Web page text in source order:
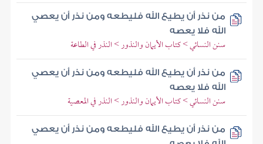
من نذر أن يطيع الله فليطعه ومن نذر أن يعصي
الله فلا يعصه
سنن النسائي > كتاب الأيمان والنذور > النذر في الطاعة
من نذر أن يطيع الله فليطعه ومن نذر أن يعصي
الله فلا يعصه
سنن النسائي > كتاب الأيمان والنذور > النذر في المعصية
من نذر أن يطيع الله فليطعه ومن نذر أن يعصي